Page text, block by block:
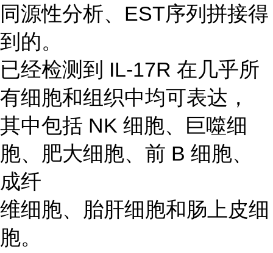
同源性分析、EST序列拼接得
到的。
已经检测到 IL-17R 在几乎所
有细胞和组织中均可表达，
其中包括 NK 细胞、巨噬细
胞、肥大细胞、前 B 细胞、
成纤
维细胞、胎肝细胞和肠上皮细
胞。